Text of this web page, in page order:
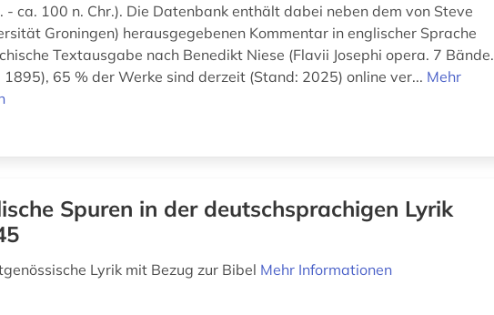
- ca. 100 n. Chr.). Die Datenbank enthält dabei neben dem von Steve
Groningen) herausgegebenen Kommentar in englischer Sprache
Textausgabe nach Benedikt Niese (Flavii Josephi opera. 7 Bände.
65 % der Werke sind derzeit (Stand: 2025) online ver... Mehr
Spuren in der deutschsprachigen Lyrik
Lyrik mit Bezug zur Bibel Mehr Informationen